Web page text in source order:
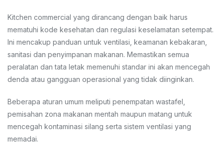
Kitchen commercial yang dirancang dengan baik harus
mematuhi kode kesehatan dan regulasi keselamatan setempat.
Ini mencakup panduan untuk ventilasi, keamanan kebakaran,
sanitasi dan penyimpanan makanan. Memastikan semua
peralatan dan tata letak memenuhi standar ini akan mencegah
denda atau gangguan operasional yang tidak diinginkan.
Beberapa aturan umum meliputi penempatan wastafel,
pemisahan zona makanan mentah maupun matang untuk
mencegah kontaminasi silang serta sistem ventilasi yang
memadai.